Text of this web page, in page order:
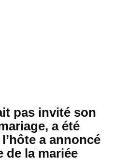
pas invité son
a été
a annoncé
de la mariée